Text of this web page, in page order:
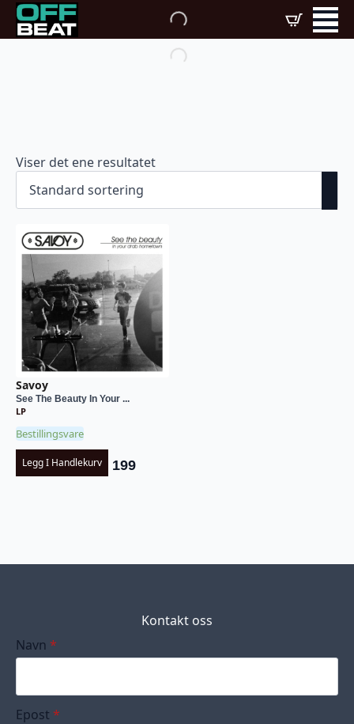
Viser det ene resultatet
Savoy
See The Beauty In Your ...
LP
Bestillingsvare
Legg I Handlekurv 199
Kontakt oss
Navn *
Epost *